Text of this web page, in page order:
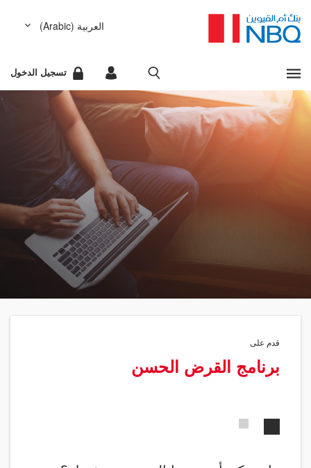
تسجيل الدخول
الخدمات المصرفية للشركات
الخدمات المصرفية للأفراد
العربية (Arabic)
مشاهدة كل النتائج
عفواً، لا يوجد أي شيء مطابق لمعايير البحث التي أدخلتها.
عذراً، لقد حدث خطأ أثناء تحضير نتائج البحث المطلوب. يرجى
إعادة المحاولة لاحقاً.
قدم على
برنامج القرض الحسن